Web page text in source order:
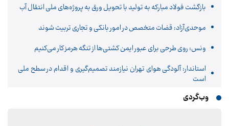
بازگشت فولاد مبارکه به تولید با تحویل ورق به پروژه‌های ملی انتقال آب
موحدی‌آزاد: قضات متخصص در امور بانکی و تجاری تربیت شوند
ونس: روی طرحی برای عبور ایمن کشتی‌ها از تنگه هرمز کار می‌کنیم
استاندار: آلودگی هوای تهران نیازمند تصمیم‌گیری و اقدام در سطح ملی
است
وب‌گردی